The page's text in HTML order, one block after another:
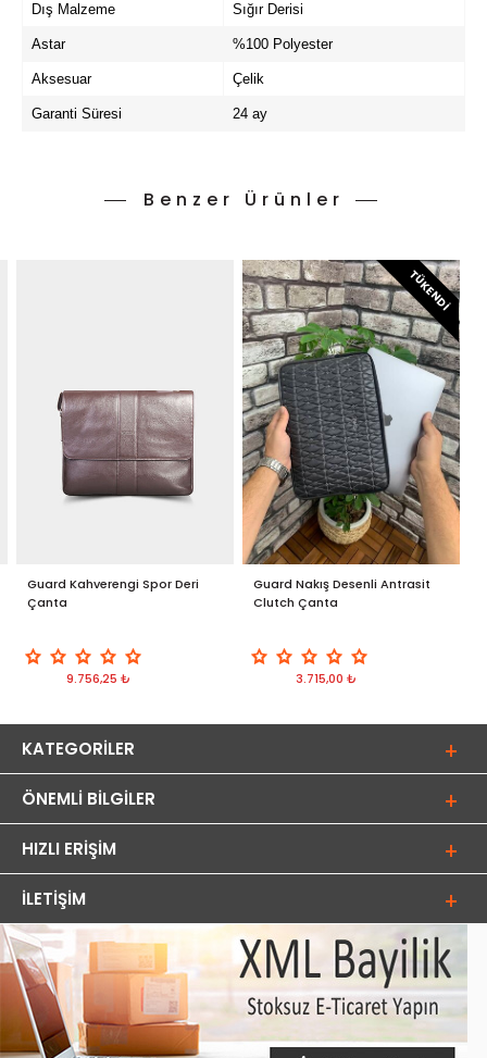
Dış Malzeme Sığır Derisi
Astar %100 Polyester
Aksesuar Çelik
Garanti Süresi 24 ay
Benzer Ürünler
Guard Kahverengi Spor Deri
Çanta
9.756,25 ₺
TÜKENDI
Guard Nakış Desenli Antrasit
Clutch Çanta
3.715,00 ₺
KATEGORILER
ÖNEMLI BILGILER
HIZLI ERIŞIM
İLETIŞIM